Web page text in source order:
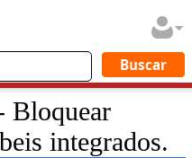
Bloquear
integrados.